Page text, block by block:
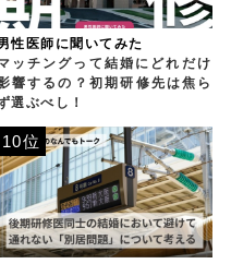
性医師に聞いてみた
ッチングって結婚にどれだけ
響するの？初期研修先は焦ら
選ぶべし！
10位